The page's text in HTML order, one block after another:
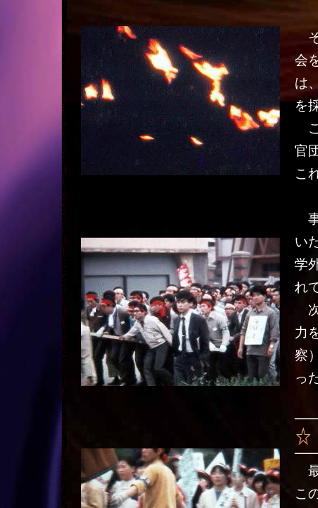
会
は
を
官
こ
い
学
れ
力
察
っ
こ